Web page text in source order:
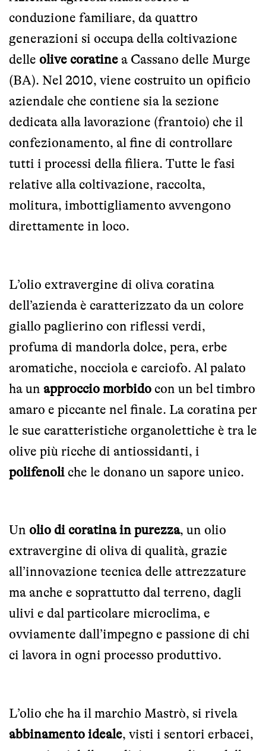
conduzione familiare, da quattro
generazioni si occupa della coltivazione
delle olive coratine a Cassano delle Murge
(BA). Nel 2010, viene costruito un opificio
aziendale che contiene sia la sezione
dedicata alla lavorazione (frantoio) che il
confezionamento, al fine di controllare
tutti i processi della filiera. Tutte le fasi
relative alla coltivazione, raccolta,
molitura, imbottigliamento avvengono
direttamente in loco.
L’olio extravergine di oliva coratina
dell’azienda è caratterizzato da un colore
giallo paglierino con riflessi verdi,
profuma di mandorla dolce, pera, erbe
aromatiche, nocciola e carciofo. Al palato
ha un approccio morbido con un bel timbro
amaro e piccante nel finale. La coratina per
le sue caratteristiche organolettiche è tra le
olive più ricche di antiossidanti, i
polifenoli che le donano un sapore unico.
Un olio di coratina in purezza, un olio
extravergine di oliva di qualità, grazie
all’innovazione tecnica delle attrezzature
ma anche e soprattutto dal terreno, dagli
ulivi e dal particolare microclima, e
ovviamente dall’impegno e passione di chi
ci lavora in ogni processo produttivo.
L’olio che ha il marchio Mastrò, si rivela
abbinamento ideale, visti i sentori erbacei,